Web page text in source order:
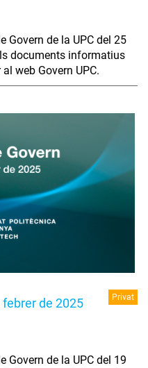
Govern de la UPC del 25
documents informatius
web Govern UPC.
febrer de 2025 Privat
Govern de la UPC del 19